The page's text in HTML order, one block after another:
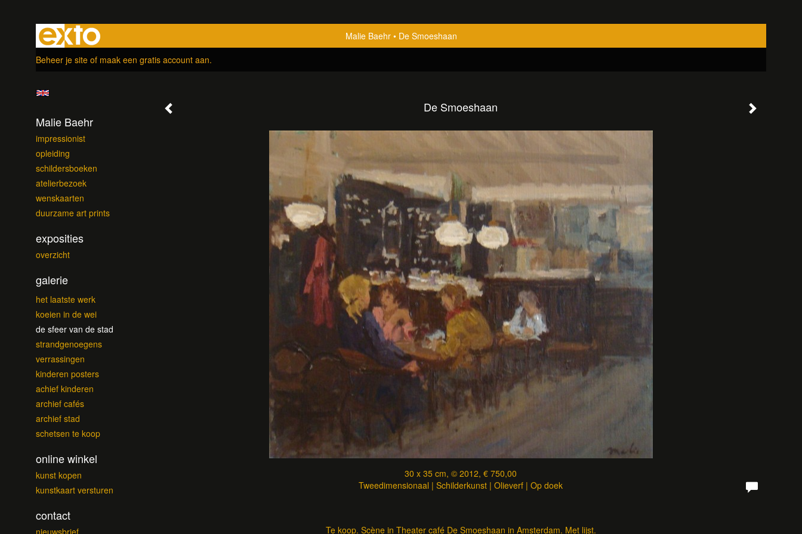
Malie Baehr
De Smoeshaan
Beheer je site of maak een gratis account aan.
De Smoeshaan
30 x 35 cm, © 2012, € 750,00
Tweedimensionaal | Schilderkunst | Olieverf | Op doek
Te koop. Scène in Theater café De Smoeshaan in Amsterdam. Met lijst.
Malie Baehr
impressionist
opleiding
schildersboeken
atelierbezoek
wenskaarten
duurzame art prints
exposities
overzicht
galerie
het laatste werk
koeien in de wei
de sfeer van de stad
strandgenoegens
verrassingen
kinderen posters
achief kinderen
archief cafés
archief stad
schetsen te koop
online winkel
kunst kopen
kunstkaart versturen
contact
nieuwsbrief